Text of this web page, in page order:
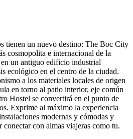
tienen un nuevo destino: The Boc City
cosmopolita e internacional de la
un antiguo edificio industrial
ecológico en el centro de la ciudad.
a los materiales locales de origen
en torno al patio interior, eje común
Hostel se convertirá en el punto de
Exprime al máximo la experiencia
modernas y cómodas y
conectar con almas viajeras como tu.